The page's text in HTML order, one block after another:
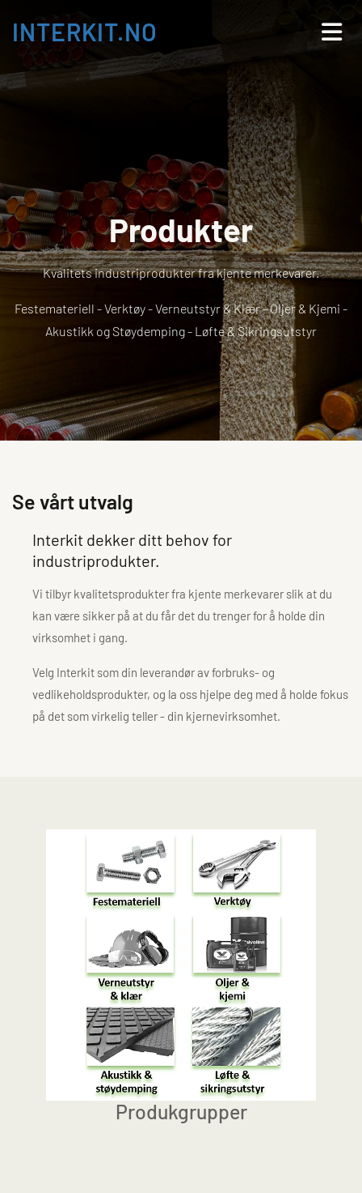
INTERKIT.NO
Produkter
Kvalitets industriprodukter fra kjente merkevarer.
Festemateriell - Verktøy - Verneutstyr & Klær - Oljer & Kjemi -
Akustikk og Støydemping - Løfte & Sikringsutstyr
Se vårt utvalg
Interkit dekker ditt behov for
industriprodukter.
Vi tilbyr kvalitetsprodukter fra kjente merkevarer slik at du
kan være sikker på at du får det du trenger for å holde din
virksomhet i gang.
Velg Interkit som din leverandør av forbruks- og
vedlikeholdsprodukter, og la oss hjelpe deg med å holde fokus
på det som virkelig teller - din kjernevirksomhet.
Produkgrupper